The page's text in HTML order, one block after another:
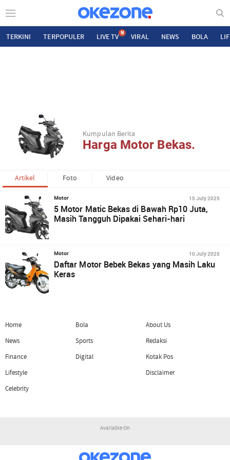
TERKINI TERPOPULER LIVE TV N VIRAL NEWS BOLA
Kumpulan Berita
Harga Motor Bekas.
Artikel Foto Video
Motor 15 July 2025
5 Motor Matic Bekas di Bawah Rp10 Juta,
Masih Tangguh Dipakai Sehari-hari
Motor 10 July 2025
Daftar Motor Bebek Bekas yang Masih Laku
Keras
Home
News
Finance
Lifestyle
Celebrity
Bola
Sports
Digital
About Us
Redaksi
Kotak Pos
Disclaimer
Available On